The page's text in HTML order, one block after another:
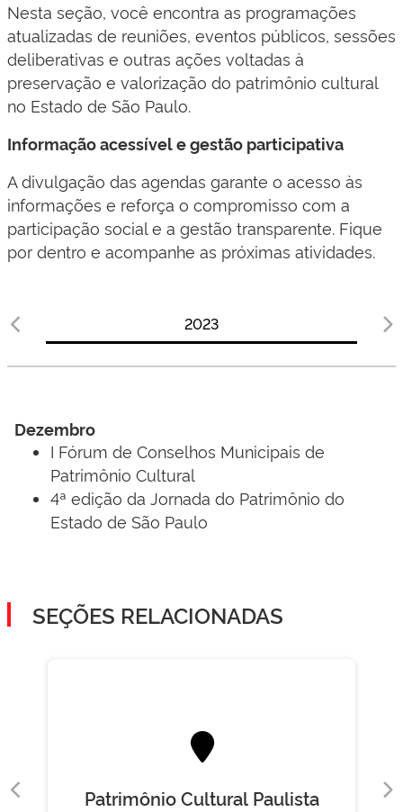
Nesta seção, você encontra as programações
atualizadas de reuniões, eventos públicos, sessões
deliberativas e outras ações voltadas à
preservação e valorização do patrimônio cultural
no Estado de São Paulo.
Informação acessível e gestão participativa
A divulgação das agendas garante o acesso às
informações e reforça o compromisso com a
participação social e a gestão transparente. Fique
por dentro e acompanhe as próximas atividades.
2023
Dezembro
I Fórum de Conselhos Municipais de
Patrimônio Cultural
4ª edição da Jornada do Patrimônio do
Estado de São Paulo
SEÇÕES RELACIONADAS
Patrimônio Cultural Paulista